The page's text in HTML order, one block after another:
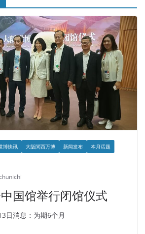
博快讯 大阪関西万博 新闻发布
本月话题
国馆举行闭馆仪式
日消息：为期6个月